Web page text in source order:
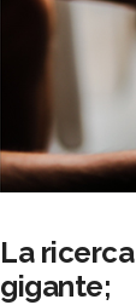
La
gigante;